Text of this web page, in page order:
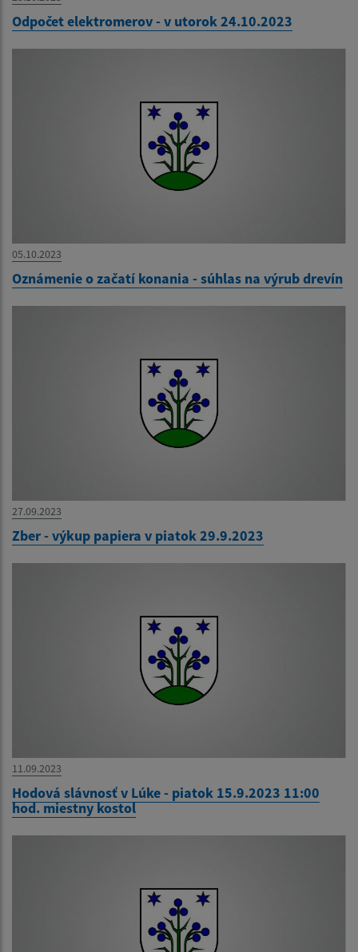
Odpočet elektromerov - v utorok 24.10.2023
05.10.2023
Oznámenie o začatí konania - súhlas na výrub drevín
27.09.2023
Zber - výkup papiera v piatok 29.9.2023
11.09.2023
Hodová slávnosť v Lúke - piatok 15.9.2023 11:00
hod. miestny kostol